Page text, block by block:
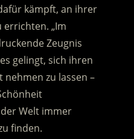
kämpft, an ihrer
errichten. „Im
Zeugnis
gelingt, sich ihren
nehmen zu lassen –
der Welt immer
finden.